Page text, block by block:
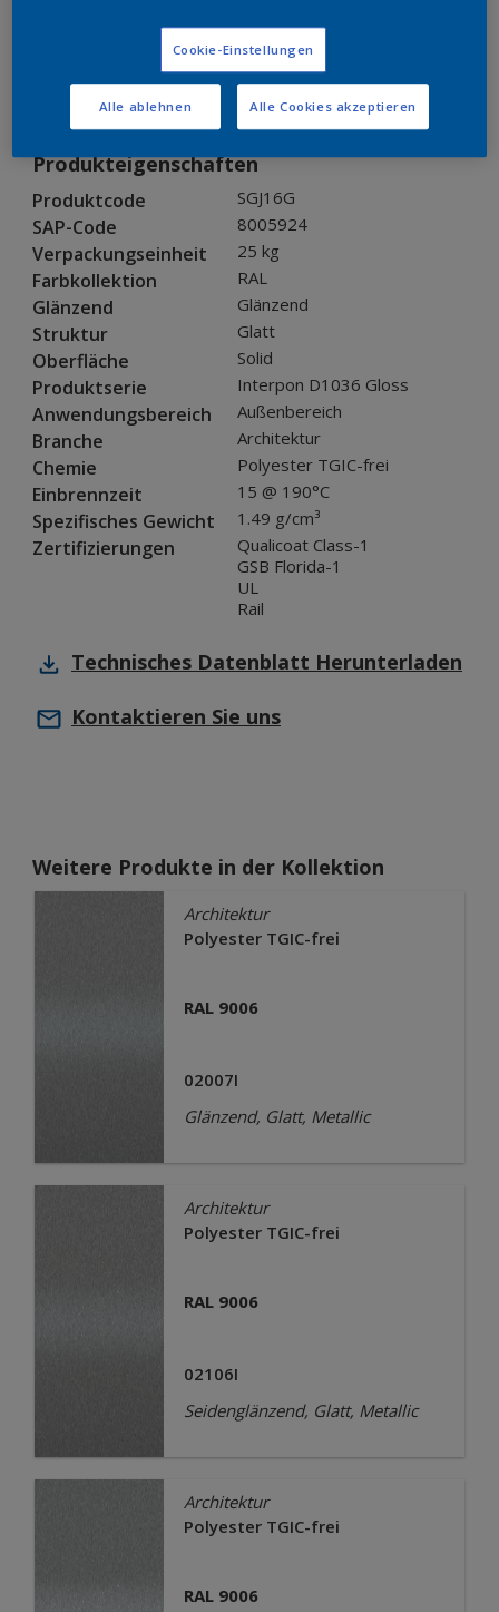
Muster bestellen
Bestellen Sie direkt im Webshop
Produkteigenschaften
Produktcode SGJ16G
SAP-Code 8005924
Verpackungseinheit 25 kg
Farbkollektion RAL
Glänzend Glänzend
Struktur Glatt
Oberfläche Solid
Produktserie Interpon D1036 Gloss
Anwendungsbereich Außenbereich
Branche Architektur
Chemie Polyester TGIC-frei
Einbrennzeit 15 @ 190°C
Spezifisches Gewicht 1.49 g/cm³
Zertifizierungen
Qualicoat Class-1
GSB Florida-1
UL
Rail
Technisches Datenblatt Herunterladen
Kontaktieren Sie uns
Weitere Produkte in der Kollektion
Architektur
Polyester TGIC-frei
RAL 9006
02007I
Glänzend, Glatt, Metallic
Architektur
Polyester TGIC-frei
RAL 9006
02106I
Seidenglänzend, Glatt, Metallic
Architektur
Polyester TGIC-frei
RAL 9006
Cookie-Einstellungen
Alle ablehnen Alle Cookies akzeptieren